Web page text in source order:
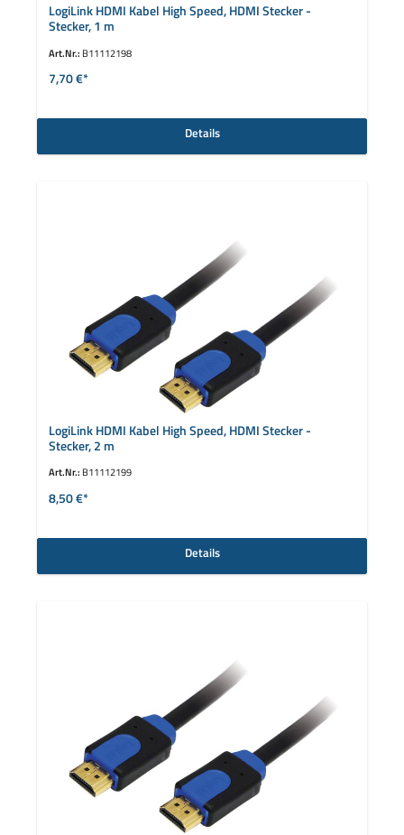
LogiLink HDMI Kabel High Speed, HDMI Stecker -
Stecker, 1 m
Art.Nr.: B11112198
7,70 €*
Details
LogiLink HDMI Kabel High Speed, HDMI Stecker -
Stecker, 2 m
Art.Nr.: B11112199
8,50 €*
Details